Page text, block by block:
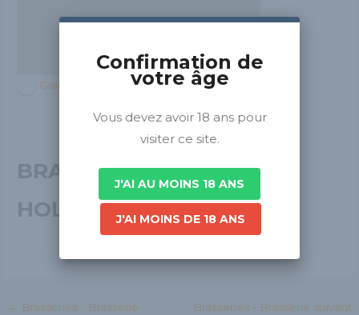
Grand Est
BRASSERIE
HOLTZMANN
← Brasseries - Brasserie
Brasseries - Brasserie suivant
Confirmation de
votre âge
Vous devez avoir 18 ans pour
visiter ce site.
J'AI AU MOINS 18 ANS
J'AI MOINS DE 18 ANS